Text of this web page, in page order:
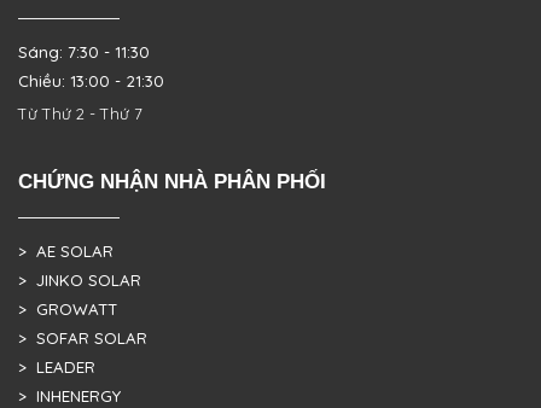
Sáng: 7:30 - 11:30
Chiều: 13:00 - 21:30
Từ Thứ 2 - Thứ 7
CHỨNG NHẬN NHÀ PHÂN PHỐI
> AE SOLAR
> JINKO SOLAR
> GROWATT
> SOFAR SOLAR
> LEADER
> INHENERGY